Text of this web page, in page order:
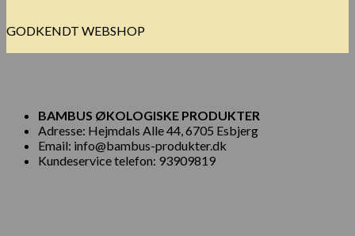
GODKENDT WEBSHOP
BAMBUS ØKOLOGISKE PRODUKTER
Adresse: Hejmdals Alle 44, 6705 Esbjerg
Email: info@bambus-produkter.dk
Kundeservice telefon: 93909819